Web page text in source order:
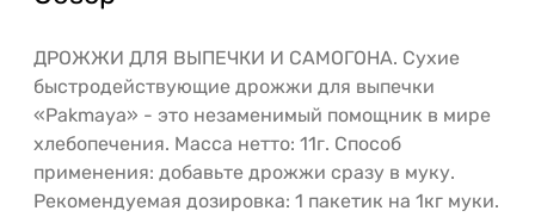
ДРОЖЖИ ДЛЯ ВЫПЕЧКИ И САМОГОНА. Сухие
быстродействующие дрожжи для выпечки
«Pakmaya» - это незаменимый помощник в мире
хлебопечения. Масса нетто: 11г. Способ
применения: добавьте дрожжи сразу в муку.
Рекомендуемая дозировка: 1 пакетик на 1кг муки.